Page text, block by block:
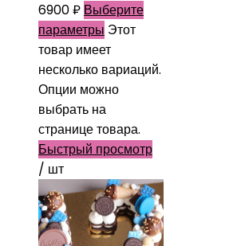
6900₽ Выберите
параметры Этот
товар имеет
несколько вариаций.
Опции можно
выбрать на
странице товара.
Быстрый просмотр
/ шт